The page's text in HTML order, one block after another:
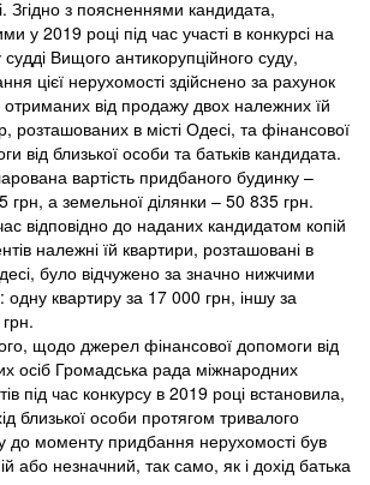
Згідно з поясненнями кандидата,
у 2019 році під час участі в конкурсі на
Вищого антикорупційного суду,
цієї нерухомості здійснено за рахунок
отриманих від продажу двох належних їй
розташованих в місті Одесі, та фінансової
від близької особи та батьків кандидата.
вартість придбаного будинку –
грн, а земельної ділянки – 50 835 грн.
відповідно до наданих кандидатом копій
належні їй квартири, розташовані в
було відчужено за значно нижчими
одну квартиру за 17 000 грн, іншу за
щодо джерел фінансової допомоги від
осіб Громадська рада міжнародних
під час конкурсу в 2019 році встановила,
близької особи протягом тривалого
до моменту придбання нерухомості був
або незначний, так само, як і дохід батька